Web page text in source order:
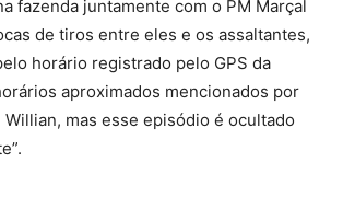
fazenda juntamente com o PM Marçal
de tiros entre eles e os assaltantes,
horário registrado pelo GPS da
aproximados mencionados por
Willian, mas esse episódio é ocultado